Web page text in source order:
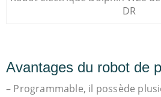
DR
Avantages du robot de
– Programmable, il possède